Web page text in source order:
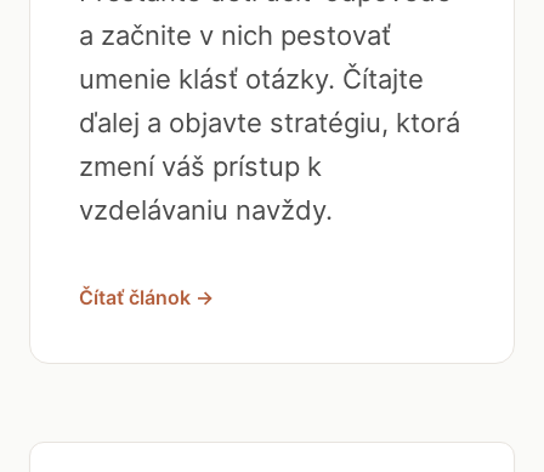
a začnite v nich pestovať
umenie klásť otázky. Čítajte
ďalej a objavte stratégiu, ktorá
zmení váš prístup k
vzdelávaniu navždy.
Čítať článok →